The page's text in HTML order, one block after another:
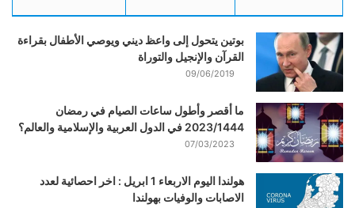
بوتين يتحول إلى واعظ ديني ويوصي الأطفال بقراءة
القرآن والإنجيل والتوراة
09/06/2019
ما أقصر وأطول ساعات الصيام في رمضان
2023/1444 في الدول العربية والإسلامية والعالم؟
07/03/2023
هولندا اليوم الاربعاء 1 ابريل : اخر احصائية لعدد
الاصابات والوفيات بهولندا